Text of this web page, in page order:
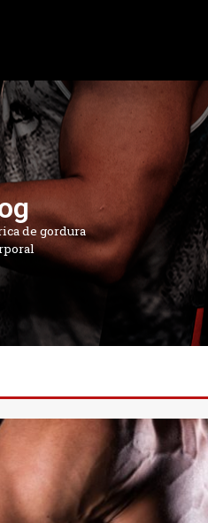
de gordura